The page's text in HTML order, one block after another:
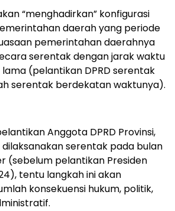
“menghadirkan” konfigurasi
daerah yang periode
pemerintahan daerahnya
serentak dengan jarak waktu
(pelantikan DPRD serentak
serentak berdekatan waktunya).
Anggota DPRD Provinsi,
serentak pada bulan
(sebelum pelantikan Presiden
tentu langkah ini akan
konsekuensi hukum, politik,